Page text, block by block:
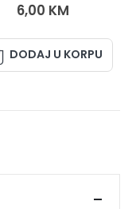
6,00 KM
DODAJ U KORPU